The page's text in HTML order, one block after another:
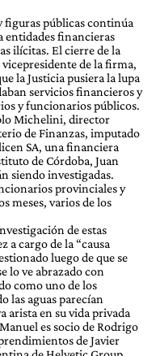
figuras públicas continúa
entidades financieras
ilícitas. El cierre de la
de la firma,
la Justicia pusiera la lupa
servicios financieros y
y funcionarios públicos.
Michelini, director
de Finanzas, imputado
SA, una financiera
de Córdoba, Juan
siendo investigadas.
provinciales y
meses, varios de los
de estas
a cargo de la “causa
luego de que se
lo ve abrazado con
como uno de los
las aguas parecían
arista en su vida privada
es socio de Rodrigo
de Javier